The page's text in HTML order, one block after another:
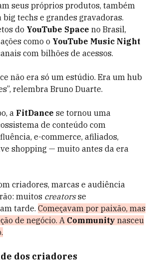
seus próprios produtos, também
big techs e grandes gravadoras.
do YouTube Space no Brasil,
como o YouTube Music Night
com bilhões de acessos.
não era só um estúdio. Era umhub
relembra Bruno Duarte.
a FitDance se tornou uma
de conteúdo com
e-commerce, afiliados,
shopping — muito antes da era
criadores, marcas e audiência
muitos creatorsse
tarde. Começavam por paixão, mas
de negócio. A Community nasceu
dos criadores